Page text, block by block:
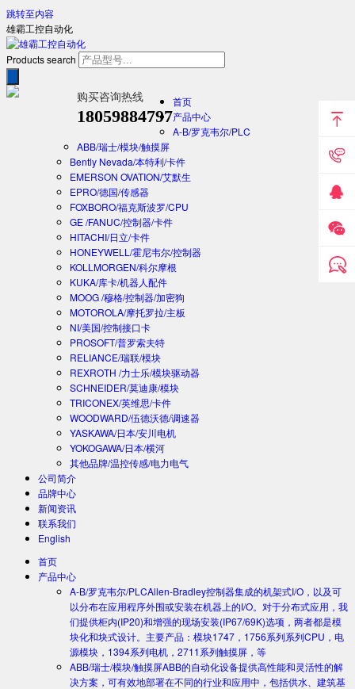
跳转至内容
雄霸工控自动化
Products search
购买咨询热线
18059884797
首页
产品中心
A-B/罗克韦尔/PLC
ABB/瑞士/模块/触摸屏
Bently Nevada/本特利/卡件
EMERSON OVATION/艾默生
EPRO/德国/传感器
FOXBORO/福克斯波罗/CPU
GE /FANUC/控制器/卡件
HITACHI/日立/卡件
HONEYWELL/霍尼韦尔/控制器
KOLLMORGEN/科尔摩根
KUKA/库卡/机器人配件
MOOG /穆格/控制器/加密狗
MOTOROLA/摩托罗拉/主板
NI/美国/控制接口卡
PROSOFT/普罗索夫特
RELIANCE/瑞联/模块
REXROTH /力士乐/模块驱动器
SCHNEIDER/莫迪康/模块
TRICONEX/英维思/卡件
WOODWARD/伍德沃德/调速器
YASKAWA/日本/安川电机
YOKOGAWA/日本/横河
其他品牌/温控传感/电力电气
公司简介
品牌中心
新闻资讯
联系我们
English
首页
产品中心
A-B/罗克韦尔/PLCAllen-Bradley控制器集成的机架式I/O，以及可
以分布在应用程序外围或安装在机器上的I/O。对于分布式应用，我
们提供柜内(IP20)和增强的现场安装(IP67/69K)选项，两者都是模
块化和块式设计。主要产品：模块1747，1756系列系列CPU，电
源模块，1394系列电机，2711系列触摸屏，等
ABB/瑞士/模块/触摸屏ABB的自动化设备提供高性能和灵活性的解
决方案，可有效地部署在不同的行业和应用中，包括供水、建筑基